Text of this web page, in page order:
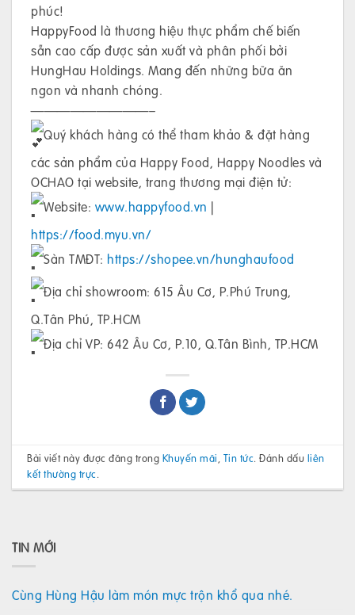
phúc!
HappyFood là thương hiệu thực phẩm chế biến
sẵn cao cấp được sản xuất và phân phối bởi
HungHau Holdings. Mang đến những bữa ăn
ngon và nhanh chóng.
—————————–
Quý khách hàng có thể tham khảo & đặt hàng
các sản phẩm của Happy Food, Happy Noodles và
OCHAO tại website, trang thương mại điện tử:
Website: www.happyfood.vn |
https://food.myu.vn/
Sàn TMĐT: https://shopee.vn/hunghaufood
Địa chỉ showroom: 615 Âu Cơ, P.Phú Trung,
Q.Tân Phú, TP.HCM
Địa chỉ VP: 642 Âu Cơ, P.10, Q.Tân Bình, TP.HCM
Bài viết này được đăng trong Khuyến mãi, Tin tức. Đánh dấu liên
kết thường trực.
TIN MỚI
Cùng Hùng Hậu làm món mực trộn khổ qua nhé.